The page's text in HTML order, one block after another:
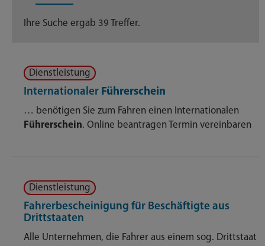
Ihre Suche ergab 39 Treffer.
Dienstleistung
Internationaler Führerschein
… benötigen Sie zum Fahren einen Internationalen
Führerschein. Online beantragen Termin vereinbaren
Dienstleistung
Fahrerbescheinigung für Beschäftigte aus
Drittstaaten
Alle Unternehmen, die Fahrer aus einem sog. Drittstaat